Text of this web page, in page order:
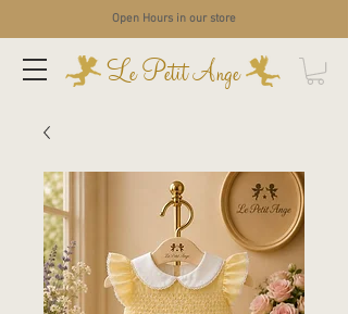
Open Hours in our store
Le Petit Ange